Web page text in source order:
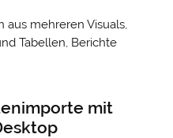
aus mehreren Visuals,
Tabellen, Berichte
mit